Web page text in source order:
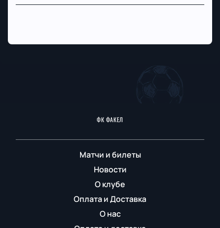
ФК ФАКЕЛ
Матчи и билеты
Новости
О клубе
Оплата и Доставка
О нас